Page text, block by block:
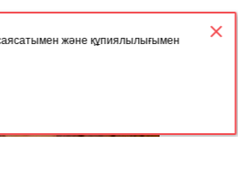
және құпиялылығымен